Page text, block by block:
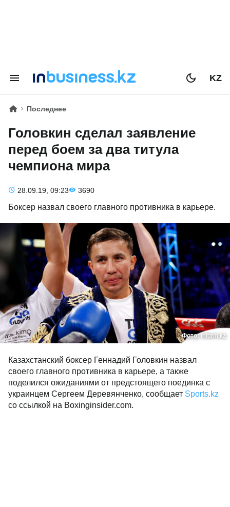
KZ
Последнее
Головкин сделал заявление
перед боем за два титула
чемпиона мира
28.09.19, 09:23 3690
Боксер назвал своего главного противника в карьере.
Фото:inform.kz
Казахстанский боксер Геннадий Головкин назвал
своего главного противника в карьере, а также
поделился ожиданиями от предстоящего поединка с
украинцем Сергеем Деревянченко, сообщает Sports.kz
со ссылкой на Boxinginsider.com.